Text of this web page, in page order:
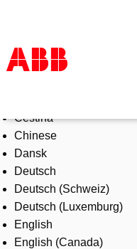
Products & Solutions
Industries
Services
About us
Where to buy
Contact us
Careers
Čeština
Chinese
Dansk
Deutsch
Deutsch (Schweiz)
Deutsch (Luxemburg)
English
English (Canada)